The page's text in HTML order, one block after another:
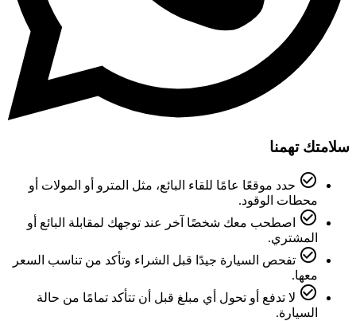
سلامتك تهمنا
check_circle_outline حدد موقعًا عامًا للقاء البائع، مثل المترو أو المولات أو
محطات الوقود.
check_circle_outline
اصطحب معك شخصًا آخر عند توجهك لمقابلة البائع أو
المشتري.
check_circle_outline تفحص السيارة جيدًا قبل الشراء وتأكد من تناسب السعر
معها.
check_circle_outline لا تدفع أو تحول أي مبلغ قبل أن تتأكد تمامًا من حالة
السيارة.